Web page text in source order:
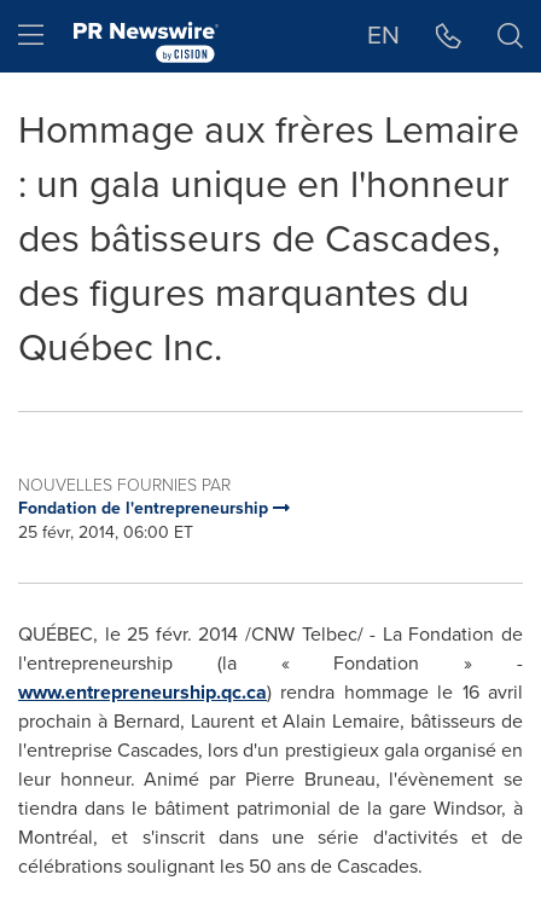
Hamburger menu EN
Hommage aux frères Lemaire
: un gala unique en l'honneur
des bâtisseurs de Cascades,
des figures marquantes du
Québec Inc.
NOUVELLES FOURNIES PAR
Fondation de l'entrepreneurship
25 févr, 2014, 06:00 ET
QUÉBEC, le 25 févr. 2014 /CNW Telbec/ - La Fondation de
l'entrepreneurship (la « Fondation » -
www.entrepreneurship.qc.ca) rendra hommage le 16 avril
prochain à Bernard, Laurent etAlain Lemaire, bâtisseurs de
l'entreprise Cascades, lors d'un prestigieux gala organisé en
leur honneur. Animé par Pierre Bruneau, l'évènement se
tiendra dans le bâtiment patrimonial de la gare Windsor, à
Montréal, et s'inscrit dans une série d'activités et de
célébrations soulignant les 50 ans de Cascades.